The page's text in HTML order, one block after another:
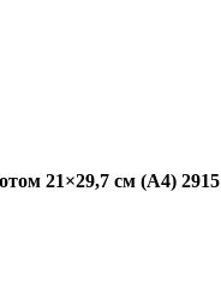
21×29,7 см (А4) 2915